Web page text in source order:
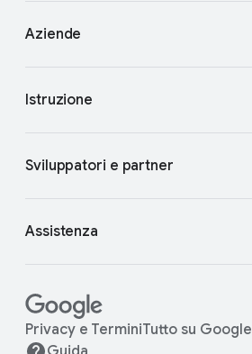
Aziende
Istruzione
Sviluppatori e partner
Assistenza
Privacy e TerminiTutto su Google